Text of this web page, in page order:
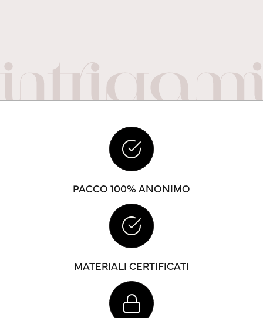
PACCO 100% ANONIMO
MATERIALI CERTIFICATI